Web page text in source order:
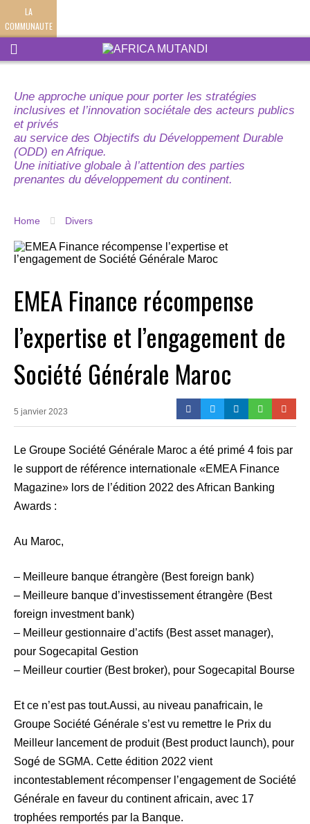
LA
COMMUNAUTE
Une approche unique pour porter les stratégies
inclusives et l’innovation sociétale des acteurs publics
et privés
au service des Objectifs du Développement Durable
(ODD) en Afrique.
Une initiative globale à l’attention des parties
prenantes du développement du continent.
Home Divers
EMEA Finance récompense
l’expertise et l’engagement de
Société Générale Maroc
5 janvier 2023
Le Groupe Société Générale Maroc a été primé 4 fois par
le support de référence internationale «EMEA Finance
Magazine» lors de l’édition 2022 des African Banking
Awards :
Au Maroc,
– Meilleure banque étrangère (Best foreign bank)
– Meilleure banque d’investissement étrangère (Best
foreign investment bank)
– Meilleur gestionnaire d’actifs (Best asset manager),
pour Sogecapital Gestion
– Meilleur courtier (Best broker), pour Sogecapital Bourse
Et ce n’est pas tout.Aussi, au niveau panafricain, le
Groupe Société Générale s’est vu remettre le Prix du
Meilleur lancement de produit (Best product launch), pour
Sogé de SGMA. Cette édition 2022 vient
incontestablement récompenser l’engagement de Société
Générale en faveur du continent africain, avec 17
trophées remportés par la Banque.